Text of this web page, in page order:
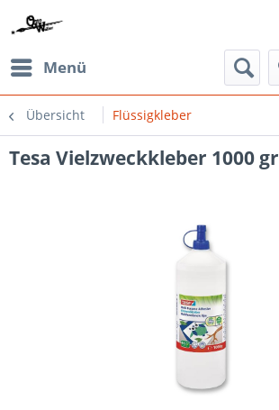
Menü
Übersicht Flüssigkleber
Tesa Vielzweckkleber 1000 gr